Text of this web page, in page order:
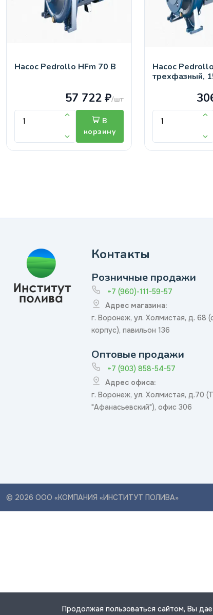
Насос Pedrollo HFm 70 B
57 722 ₽/шт
В
корзину
Насос
трехфазный,
Контакты
Розничные продажи
+7 (960)-111-59-57
Адрес магазина:
г. Воронеж, ул. Холмистая, д. 68
корпус), павильон 136
Оптовые продажи
+7 (903) 858-54-57
Адрес офиса:
г. Воронеж, ул. Холмистая, д.70
"Афанасьевский"), офис 306
© 2026 ООО «КОМПАНИЯ «ИНСТИТУТ ПОЛИВА»
Продолжая пользоваться сайтом, Вы